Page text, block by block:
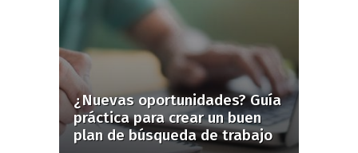
¿Nuevas oportunidades? Guía
práctica para crear un buen
plan de búsqueda de trabajo